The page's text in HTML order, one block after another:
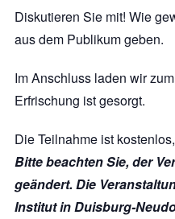
Diskutieren Sie mit! Wie
aus dem Publikum geben.
Im Anschluss laden wir
Erfrischung ist gesorgt.
Die Teilnahme ist
Bitte beachten Sie, der
geändert. Die
Institut in Duisburg-